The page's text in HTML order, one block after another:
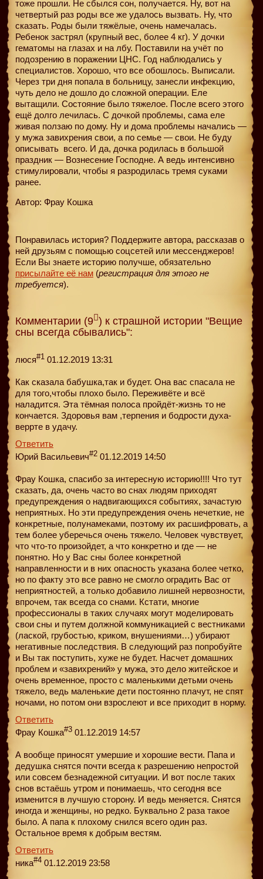
тоже прошли. Не сбылся сон, получается. Ну, вот на
четвертый раз роды все же удалось вызвать. Ну, что
сказать. Роды были тяжёлые, очень намечалась.
Ребенок застрял (крупный вес, более 4 кг). У дочки
гематомы на глазах и на лбу. Поставили на учёт по
подозрению в поражении ЦНС. Год наблюдались у
специалистов. Хорошо, что все обошлось. Выписали.
Через три дня попала в больницу, занесли инфекцию,
чуть дело не дошло до сложной операции. Еле
вытащили. Состояние было тяжелое. После всего этого
ещё долго лечилась. С дочкой проблемы, сама еле
живая ползаю по дому. Ну и дома проблемы начались —
у мужа завихрения свои, а по семье — свои. Не буду
описывать всего. И да, дочка родилась в большой
праздник — Вознесение Господне. А ведь интенсивно
стимулировали, чтобы я разродилась тремя суками
ранее.
Автор: Фрау Кошка
Понравилась история? Поддержите автора, рассказав о
ней друзьям с помощью соцсетей или мессенджеров!
Если Вы знаете историю получше, обязательно
присылайте её нам (регистрация для этого не
требуется).
Комментарии (9 ) к страшной истории "Вещие
сны всегда сбывались":
люся#1 01.12.2019 13:31
Как сказала бабушка,так и будет. Она вас спасала не
для того,чтобы плохо было. Переживёте и всё
наладится. Эта тёмная полоса пройдёт-жизнь то не
кончается. Здоровья вам ,терпения и бодрости духа-
веррте в удачу.
Ответить
Юрий Васильевич#2 01.12.2019 14:50
Фрау Кошка, спасибо за интересную историю!!!! Что тут
сказать, да, очень часто во снах людям приходят
предупреждения о надвигающихся событиях, зачастую
неприятных. Но эти предупреждения очень нечеткие, не
конкретные, полунамеками, поэтому их расшифровать, а
тем более уберечься очень тяжело. Человек чувствует,
что что-то произойдет, а что конкретно и где — не
понятно. Но у Вас сны более конкретной
направленности и в них опасность указана более четко,
но по факту это все равно не смогло оградить Вас от
неприятностей, а только добавило лишней нервозности,
впрочем, так всегда со снами. Кстати, многие
профессионалы в таких случаях могут моделировать
свои сны и путем должной коммуникацией с вестниками
(лаской, грубостью, криком, внушениями…) убирают
негативные последствия. В следующий раз попробуйте
и Вы так поступить, хуже не будет. Насчет домашних
проблем и «завихрений» у мужа, это дело житейское и
очень временное, просто с маленькими детьми очень
тяжело, ведь маленькие дети постоянно плачут, не спят
ночами, но потом они взрослеют и все приходит в норму.
Ответить
Фрау Кошка#3 01.12.2019 14:57
А вообще приносят умершие и хорошие вести. Папа и
дедушка снятся почти всегда к разрешению непростой
или совсем безнадежной ситуации. И вот после таких
снов встаёшь утром и понимаешь, что сегодня все
изменится в лучшую сторону. И ведь меняется. Снятся
иногда и женщины, но редко. Буквально 2 раза такое
было. А папа к плохому снился всего один раз.
Остальное время к добрым вестям.
Ответить
ника#4 01.12.2019 23:58